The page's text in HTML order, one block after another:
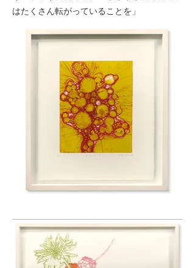
はたくさん転がっていることを」